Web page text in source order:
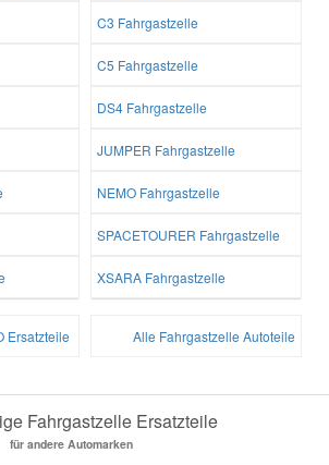
C3 Fahrgastzelle
C5 Fahrgastzelle
DS4 Fahrgastzelle
JUMPER Fahrgastzelle
NEMO Fahrgastzelle
SPACETOURER Fahrgastzelle
XSARA Fahrgastzelle
Ersatzteile Alle Fahrgastzelle Autoteile
Fahrgastzelle Ersatzteile
für andere Automarken